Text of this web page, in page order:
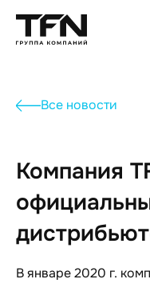
Все новости
Компания
В январе 2020 г.